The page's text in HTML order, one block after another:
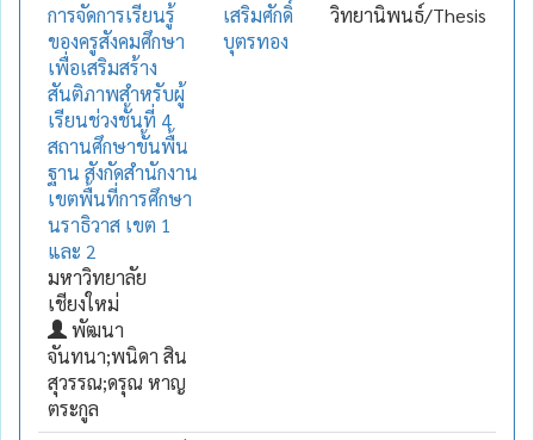
การจัดการเรียนรู้
ของครูสังคมศึกษา
เพื่อเสริมสร้าง
สันติภาพสำหรับผู้
เรียนช่วงชั้นที่ 4
สถานศึกษาขั้นพื้น
ฐาน สังกัดสำนักงาน
เขตพื้นที่การศึกษา
นราธิวาส เขต 1
และ 2
มหาวิทยาลัย
เชียงใหม่
พัฒนา
จันทนา;พนิดา สิน
สุวรรณ;ดรุณ หาญ
ตระกูล
เสริมศักดิ์
บุตรทอง
วิทยานิพนธ์/Thesis